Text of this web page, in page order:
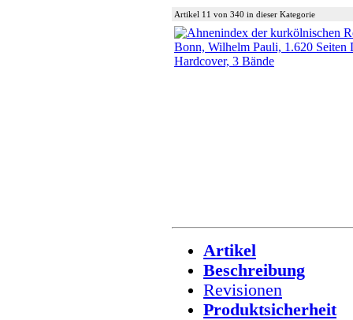
Artikel 11 von 340 in dieser Kategorie
Artikel
Beschreibung
Revisionen
Produktsicherheit